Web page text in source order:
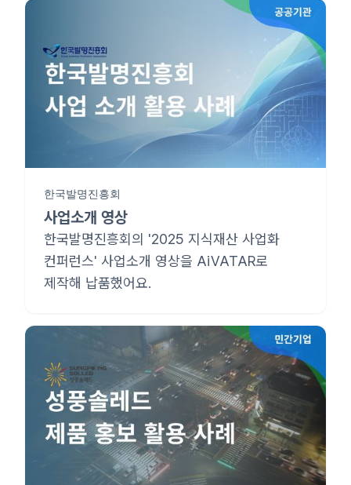
한국발명진흥회
사업소개 영상
한국발명진흥회의 '2025 지식재산 사업화
컨퍼런스' 사업소개 영상을 AiVATAR로
제작해 납품했어요.